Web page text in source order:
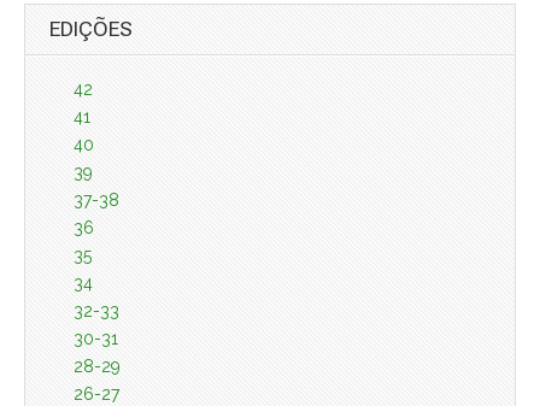
EDIÇÕES
42
41
40
39
37-38
36
35
34
32-33
30-31
28-29
26-27